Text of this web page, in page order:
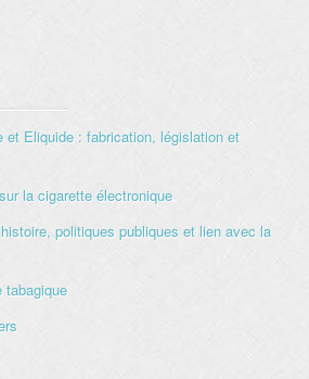
et Eliquide : fabrication, législation et
la cigarette électronique
politiques publiques et lien avec la
tabagique